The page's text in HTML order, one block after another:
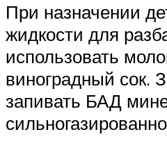
При назначении
жидкости для
использовать
виноградный сок.
запивать БАД